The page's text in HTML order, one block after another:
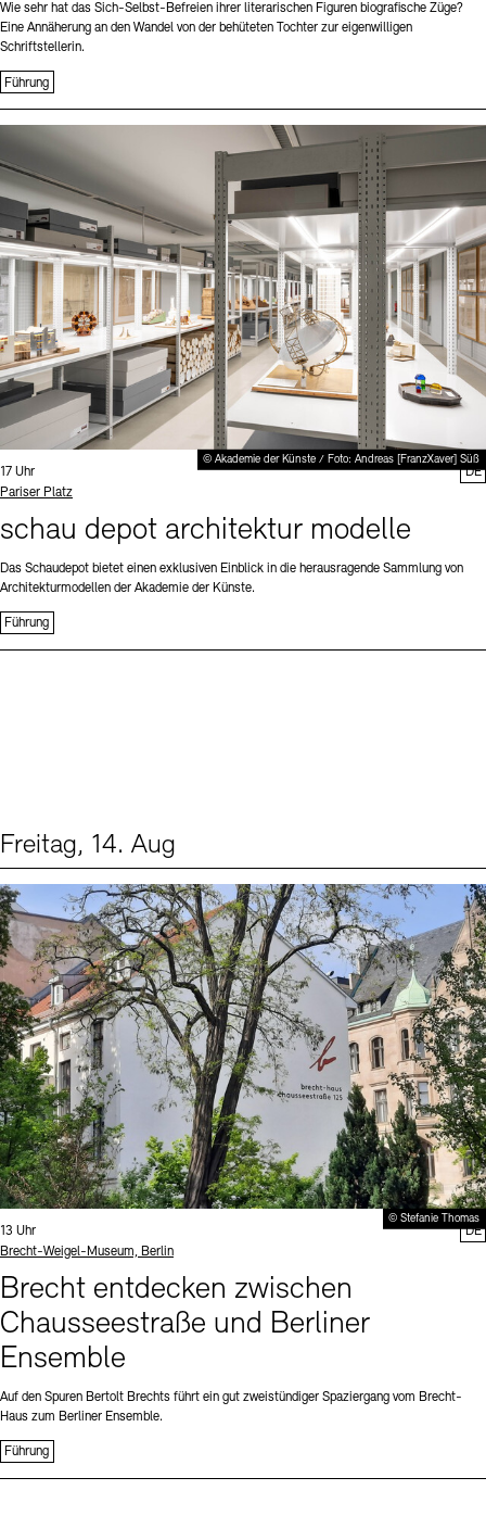
Wie sehr hat das Sich-Selbst-Befreien ihrer literarischen Figuren biografische Züge?
Eine Annäherung an den Wandel von der behüteten Tochter zur eigenwilligen
Schriftstellerin.
Führung
© Akademie der Künste / Foto: Andreas [FranzXaver] Süß
Uhrzeit:
17 Uhr
Standort
Pariser Platz
schau depot architektur modelle
Das Schaudepot bietet einen exklusiven Einblick in die herausragende Sammlung von
Architekturmodellen der Akademie der Künste.
Führung
DE
Freitag, 14. Aug
© Stefanie Thomas
Uhrzeit:
13 Uhr
Standort
Brecht-Weigel-Museum, Berlin
Brecht entdecken zwischen
Chausseestraße und Berliner
Ensemble
Auf den Spuren Bertolt Brechts führt ein gut zweistündiger Spaziergang vom Brecht-
Haus zum Berliner Ensemble.
Führung
DE